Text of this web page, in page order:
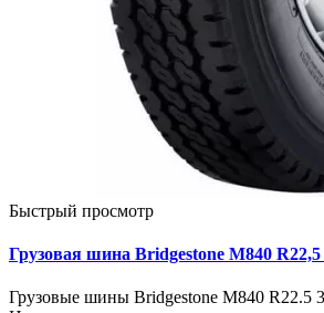
Быстрый просмотр
Грузовая шина Bridgestone M840
Грузовые шины Bridgestone M840 R22.5